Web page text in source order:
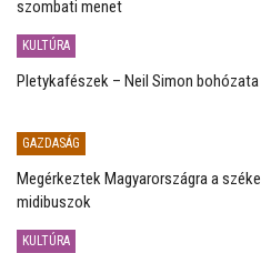
szombati menet
KULTÚRA
Pletykafészek – Neil Simon bohózata
GAZDASÁG
Megérkeztek Magyarországra a
midibuszok
KULTÚRA